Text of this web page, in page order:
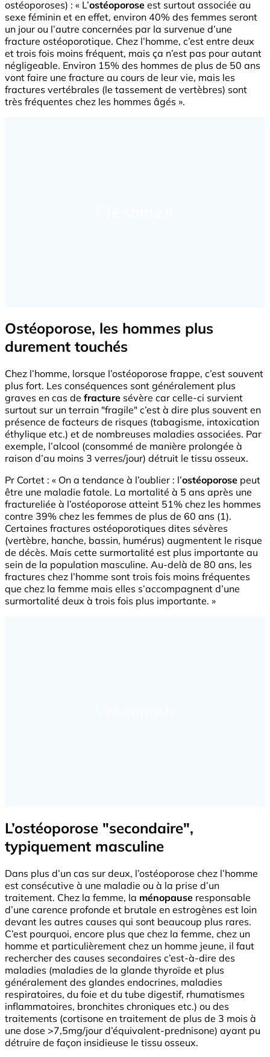
ostéoporoses) : « L’ostéoporose est surtout associée au
sexe féminin et en effet, environ 40% des femmes seront
un jour ou l’autre concernées par la survenue d’une
fracture ostéoporotique. Chez l’homme, c’est entre deux
et trois fois moins fréquent, mais ça n’est pas pour autant
négligeable. Environ 15% des hommes de plus de 50 ans
vont faire une fracture au cours de leur vie, mais les
fractures vertébrales (le tassement de vertèbres) sont
très fréquentes chez les hommes âgés ».
Ostéoporose, les hommes plus
durement touchés
Chez l’homme, lorsque l’ostéoporose frappe, c’est souvent
plus fort. Les conséquences sont généralement plus
graves en cas de fracture sévère car celle-ci survient
surtout sur un terrain "fragile" c’est à dire plus souvent en
présence de facteurs de risques (tabagisme, intoxication
éthylique etc.) et de nombreuses maladies associées. Par
exemple, l’alcool (consommé de manière prolongée à
raison d’au moins 3 verres/jour) détruit le tissu osseux.
Pr Cortet : « On a tendance à l’oublier : l’ostéoporose peut
être une maladie fatale. La mortalité à 5 ans après une
fractureliée à l’ostéoporose atteint 51% chez les hommes
contre 39% chez les femmes de plus de 60 ans (1).
Certaines fractures ostéoporotiques dites sévères
(vertèbre, hanche, bassin, humérus) augmentent le risque
de décès. Mais cette surmortalité est plus importante au
sein de la population masculine. Au-delà de 80 ans, les
fractures chez l’homme sont trois fois moins fréquentes
que chez la femme mais elles s’accompagnent d’une
surmortalité deux à trois fois plus importante. »
L’ostéoporose "secondaire",
typiquement masculine
Dans plus d’un cas sur deux, l’ostéoporose chez l’homme
est consécutive à une maladie ou à la prise d’un
traitement. Chez la femme, la ménopause responsable
d’une carence profonde et brutale en estrogènes est loin
devant les autres causes qui sont beaucoup plus rares.
C’est pourquoi, encore plus que chez la femme, chez un
homme et particulièrement chez un homme jeune, il faut
rechercher des causes secondaires c’est-à-dire des
maladies (maladies de la glande thyroïde et plus
généralement des glandes endocrines, maladies
respiratoires, du foie et du tube digestif, rhumatismes
inflammatoires, bronchites chroniques etc.) ou des
traitements (cortisone en traitement de plus de 3 mois à
une dose >7,5mg/jour d’équivalent-prednisone) ayant pu
détruire de façon insidieuse le tissu osseux.